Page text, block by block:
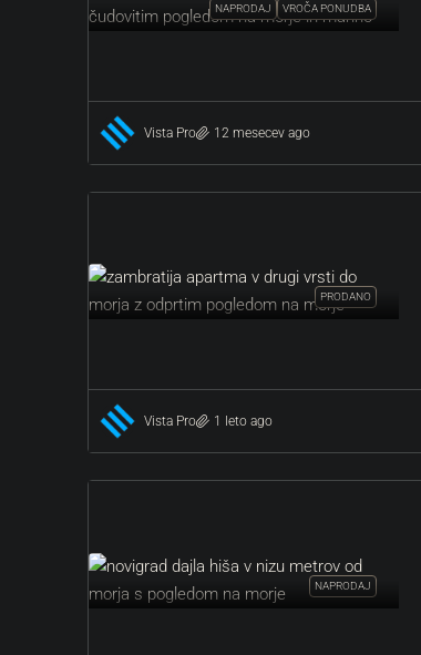
NAPRODAJ VROČA PONUDBA
Vista Pro 12 mesecev ago
PRODANO
Vista Pro 1 leto ago
NAPRODAJ